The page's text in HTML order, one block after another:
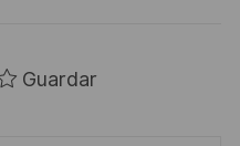
Guardar